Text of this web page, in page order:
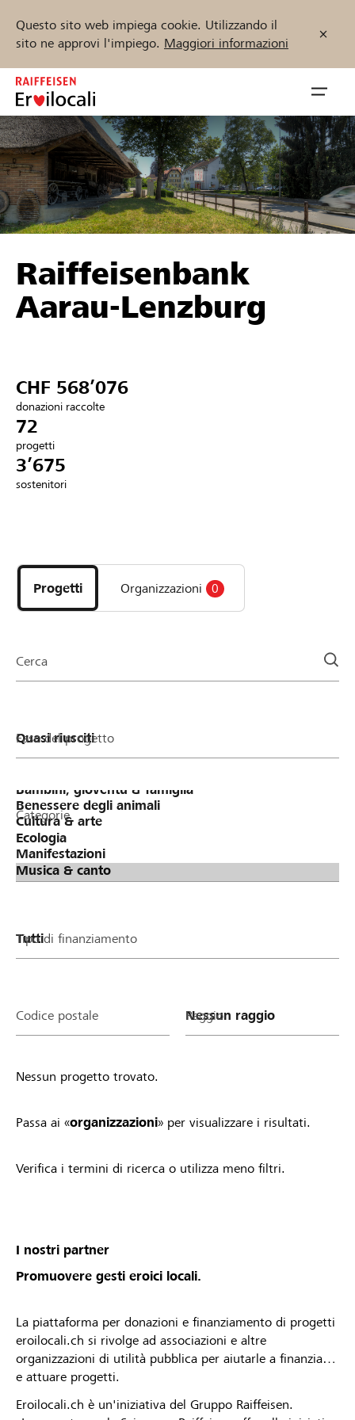
Questo sito web impiega cookie. Utilizzando il
sito ne approvi l'impiego. Maggiori informazioni
Zum
Inhalt
springen
öffnen
Sostenere
Aiuto & supporto
Collegarsi
Trova progetti e organizzazioni
Inizia ora
DE FR IT
Raiffeisenbank
Aarau-Lenzburg
CHF 568’076
donazioni raccolte
72
progetti
3’675
sostenitori
i
progetti
e
della
Progetti Organizzazioni 0
Cerca
Fase del progetto
Categorie
Tipo di finanziamento
Codice postale Raggio
Nessun progetto trovato.
Passa ai «organizzazioni» per visualizzare i risultati.
Verifica i termini di ricerca o utilizza meno filtri.
I nostri partner
Promuovere gesti eroici locali.
La piattaforma per donazioni e finanziamento di progetti
eroilocali.ch si rivolge ad associazioni e altre
organizzazioni di utilità pubblica per aiutarle a finanziare
e attuare progetti.
Eroilocali.ch è un'iniziativa del Gruppo Raiffeisen.